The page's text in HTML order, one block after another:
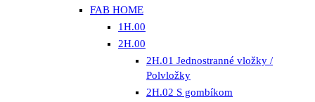
FAB HOME
1H.00
2H.00
2H.01 Jednostranné vložky /
Polvložky
2H.02 S gombíkom